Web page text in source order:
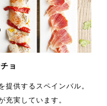
ョ
提供するスペインバル。
充実しています。